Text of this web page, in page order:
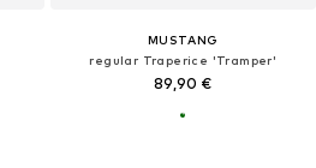
MUSTANG
regular Traperice 'Tramper'
89,90 €